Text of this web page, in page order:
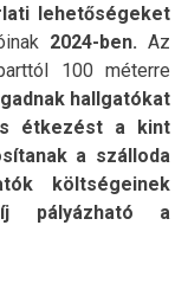
lehetőségeket
2024-ben. Az
100 méterre
hallgatókat
étkezést a kint
a szálloda
költségeinek
pályázható a